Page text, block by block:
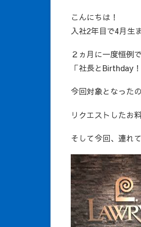
こんにちは！
入社2年目で4月生
２ヵ月に一度恒例
「社長とBirthday
今回対象となった
リクエストしたお
そして今回、連れ